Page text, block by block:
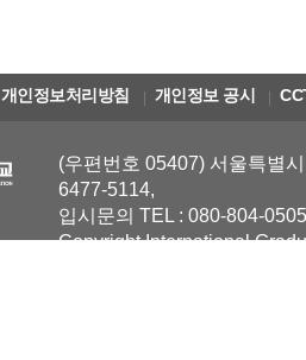
개인정보처리방침 개인정보 공시
(우편번호 05407) 서울특별
6477-5114,
입시문의 TEL : 080-804-
Copyright International